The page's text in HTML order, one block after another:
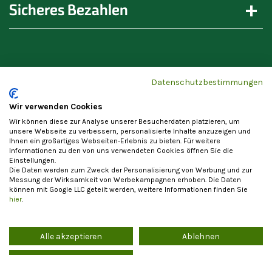
Sicheres Bezahlen
© 2020 - 2026 Werky
Datenschutzbestimmungen
Wir verwenden Cookies
Wir können diese zur Analyse unserer Besucherdaten platzieren, um
unsere Webseite zu verbessern, personalisierte Inhalte anzuzeigen und
Ihnen ein großartiges Webseiten-Erlebnis zu bieten. Für weitere
Informationen zu den von uns verwendeten Cookies öffnen Sie die
Einstellungen.
Die Daten werden zum Zweck der Personalisierung von Werbung und zur
Messung der Wirksamkeit von Werbekampagnen erhoben. Die Daten
können mit Google LLC geteilt werden, weitere Informationen finden Sie
hier.
Alle akzeptieren Ablehnen